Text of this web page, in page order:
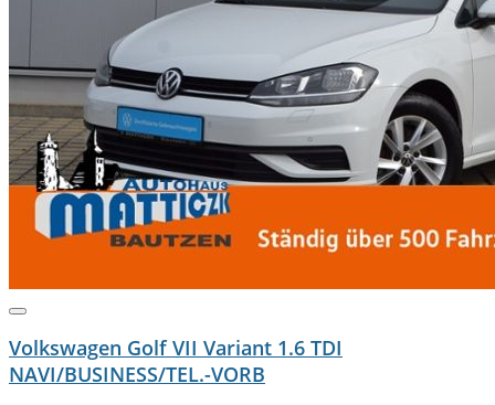
Volkswagen Golf VII Variant 1.6 TDI
NAVI/BUSINESS/TEL.-VORB